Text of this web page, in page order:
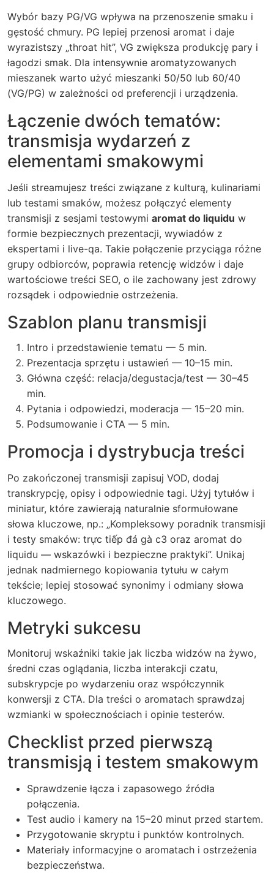
Wybór bazy PG/VG wpływa na przenoszenie smaku i
gęstość chmury. PG lepiej przenosi aromat i daje
wyrazistszy „throat hit”, VG zwiększa produkcję pary i
łagodzi smak. Dla intensywnie aromatyzowanych
mieszanek warto użyć mieszanki 50/50 lub 60/40
(VG/PG) w zależności od preferencji i urządzenia.
Łączenie dwóch tematów:
transmisja wydarzeń z
elementami smakowymi
Jeśli streamujesz treści związane z kulturą, kulinariami
lub testami smaków, możesz połączyć elementy
transmisji z sesjami testowymi aromat do liquidu w
formie bezpiecznych prezentacji, wywiadów z
ekspertami i live-qa. Takie połączenie przyciąga różne
grupy odbiorców, poprawia retencję widzów i daje
wartościowe treści SEO, o ile zachowany jest zdrowy
rozsądek i odpowiednie ostrzeżenia.
Szablon planu transmisji
Intro i przedstawienie tematu — 5 min.
Prezentacja sprzętu i ustawień — 10–15 min.
Główna część: relacja/degustacja/test — 30–45
min.
Pytania i odpowiedzi, moderacja — 15–20 min.
Podsumowanie i CTA — 5 min.
Promocja i dystrybucja treści
Po zakończonej transmisji zapisuj VOD, dodaj
transkrypcję, opisy i odpowiednie tagi. Użyj tytułów i
miniatur, które zawierają naturalnie sformułowane
słowa kluczowe, np.: „Kompleksowy poradnik transmisji
i testy smaków: trực tiếp đá gà c3 oraz aromat do
liquidu — wskazówki i bezpieczne praktyki”. Unikaj
jednak nadmiernego kopiowania tytułu w całym
tekście; lepiej stosować synonimy i odmiany słowa
kluczowego.
Metryki sukcesu
Monitoruj wskaźniki takie jak liczba widzów na żywo,
średni czas oglądania, liczba interakcji czatu,
subskrypcje po wydarzeniu oraz współczynnik
konwersji z CTA. Dla treści o aromatach sprawdzaj
wzmianki w społecznościach i opinie testerów.
Checklist przed pierwszą
transmisją i testem smakowym
Sprawdzenie łącza i zapasowego źródła
połączenia.
Test audio i kamery na 15–20 minut przed startem.
Przygotowanie skryptu i punktów kontrolnych.
Materiały informacyjne o aromatach i ostrzeżenia
bezpieczeństwa.